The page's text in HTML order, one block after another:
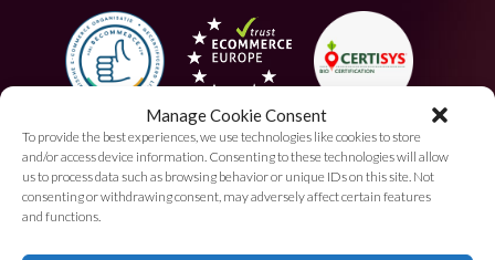
Manage Cookie Consent
To provide the best experiences, we use technologies like cookies to store
and/or access device information. Consenting to these technologies will allow
us to process data such as browsing behavior or unique IDs on this site. Not
consenting or withdrawing consent, may adversely affect certain features
and functions.
PAIEMENT AUTORISÉ